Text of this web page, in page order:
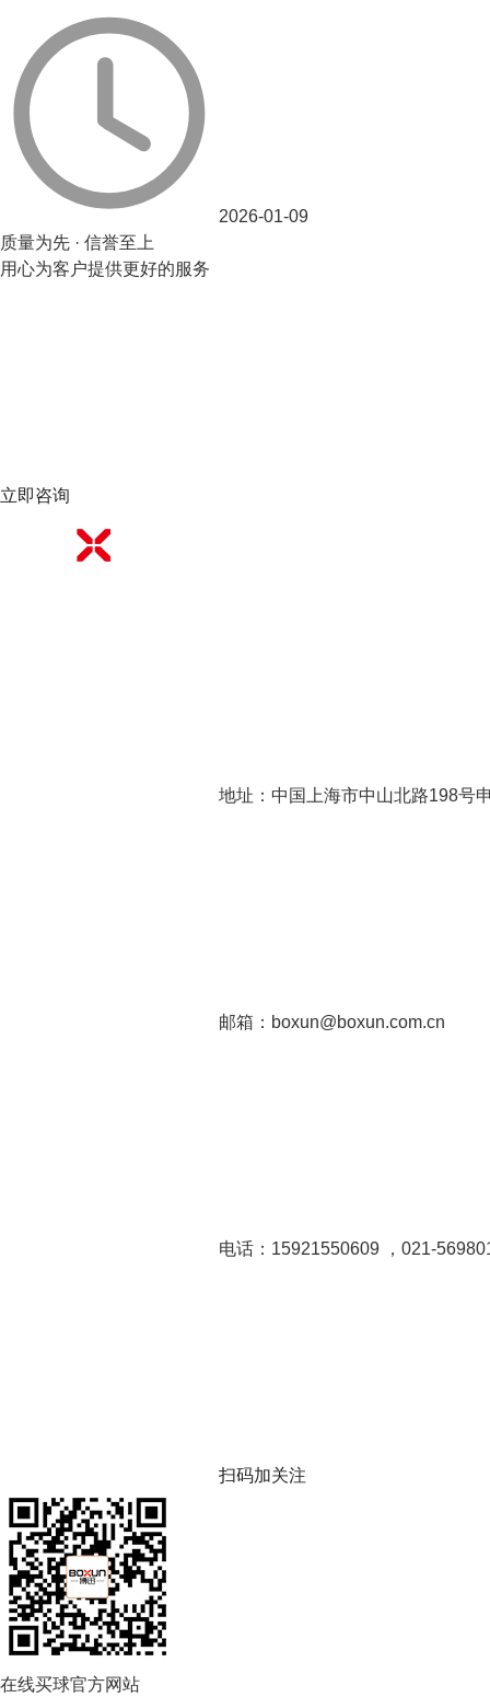
2026-01-09
质量为先 · 信誉至上
用心为客户提供更好的服务
立即咨询
地址：中国上海市中山北路198号
邮箱：boxun@boxun.com.cn
电话：15921550609 ，021-
扫码加关注
在线买球官方网站